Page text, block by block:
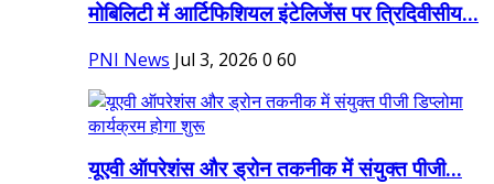
मोबिलिटी में आर्टिफिशियल इंटेलिजेंस पर त्रिदिवीसीय...
PNI News Jul 3, 2026 0 60
यूएवी ऑपरेशंस और ड्रोन तकनीक में संयुक्त पीजी...